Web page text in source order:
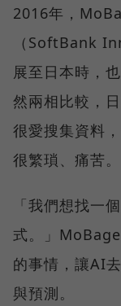
2016年，
（SoftBank
展至日本時，
然兩相比較，
很愛搜集資料
很繁瑣、痛苦。
「我們想找一
式。」
的事情，讓AI
與預測。